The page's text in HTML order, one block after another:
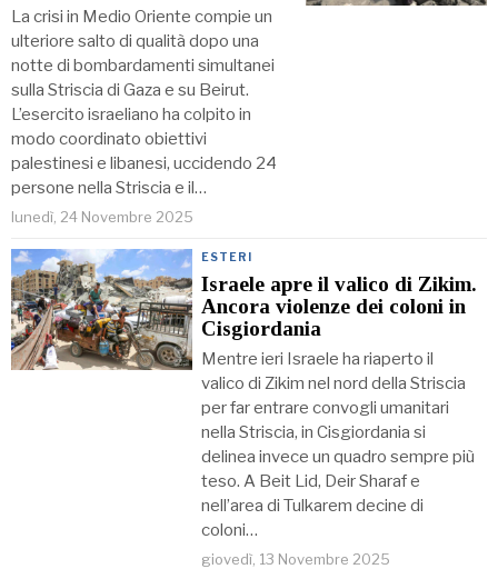
La crisi in Medio Oriente compie un
ulteriore salto di qualità dopo una
notte di bombardamenti simultanei
sulla Striscia di Gaza e su Beirut.
L’esercito israeliano ha colpito in
modo coordinato obiettivi
palestinesi e libanesi, uccidendo 24
persone nella Striscia e il…
lunedì, 24 Novembre 2025
ESTERI
Israele apre il valico di Zikim.
Ancora violenze dei coloni in
Cisgiordania
Mentre ieri Israele ha riaperto il
valico di Zikim nel nord della Striscia
per far entrare convogli umanitari
nella Striscia, in Cisgiordania si
delinea invece un quadro sempre più
teso. A Beit Lid, Deir Sharaf e
nell’area di Tulkarem decine di
coloni…
giovedì, 13 Novembre 2025